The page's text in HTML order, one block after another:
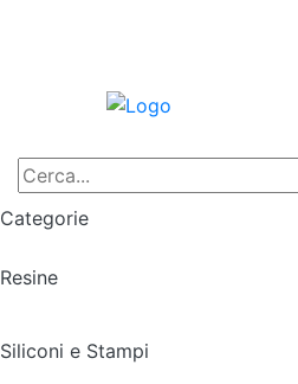
Categorie
Resine
Siliconi e Stampi